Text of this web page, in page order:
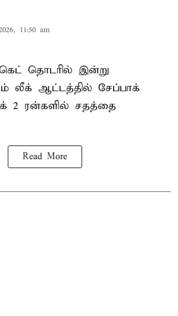
11:50 am
தொடரில் இன்று
லீக் ஆட்டத்தில் சேப்பாக்
2 ரன்களில் சதத்தை
Read More